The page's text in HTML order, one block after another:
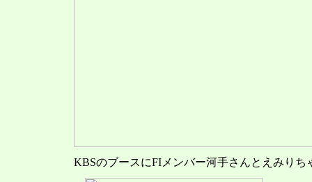
KBSのブースにFIメンバー河手さんとえみりち